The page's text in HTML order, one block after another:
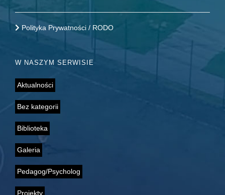
Polityka Prywatności / RODO
W NASZYM SERWISIE
Aktualności
Bez kategorii
Biblioteka
Galeria
Pedagog/Psycholog
Projekty